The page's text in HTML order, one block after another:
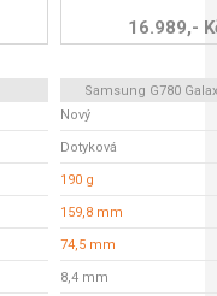
16.989,-
Samsung G780
Nový
Dotyková
190 g
159,8 mm
74,5 mm
8,4 mm